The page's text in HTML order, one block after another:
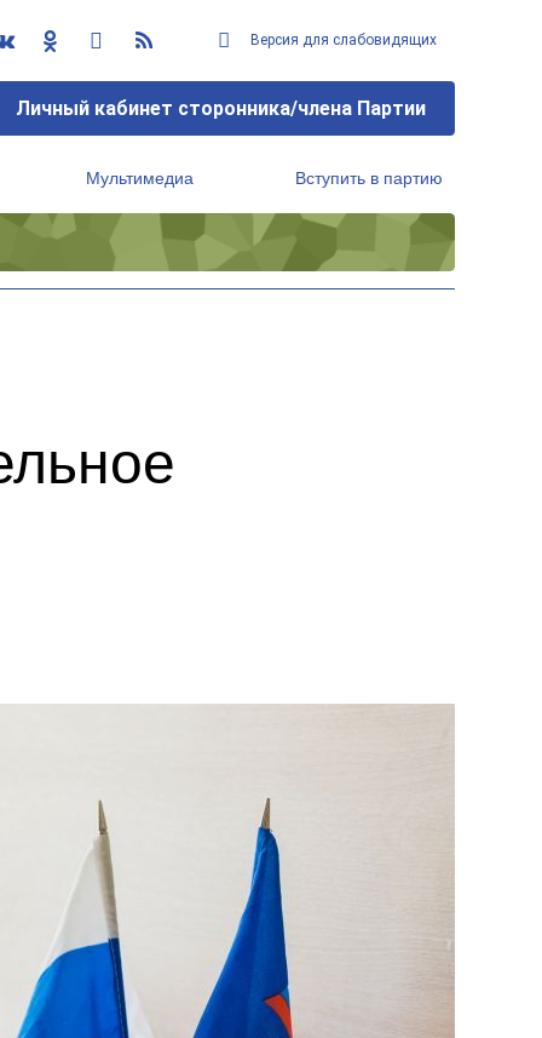
Версия для слабовидящих
Личный кабинет сторонника/члена Партии
Мультимедиа Вступить в партию